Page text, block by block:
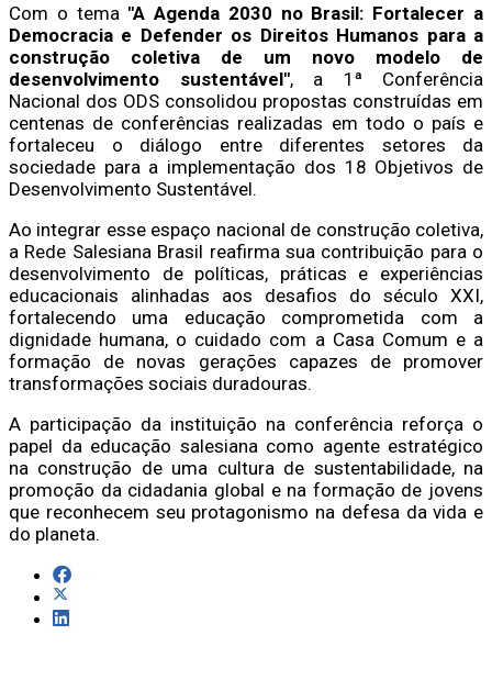
Com o tema "A Agenda 2030 no Brasil: Fortalecer a
Democracia e Defender os Direitos Humanos para a
construção coletiva de um novo modelo de
desenvolvimento sustentável", a 1ª Conferência
Nacional dos ODS consolidou propostas construídas em
centenas de conferências realizadas em todo o país e
fortaleceu o diálogo entre diferentes setores da
sociedade para a implementação dos 18 Objetivos de
Desenvolvimento Sustentável.
Ao integrar esse espaço nacional de construção coletiva,
a Rede Salesiana Brasil reafirma sua contribuição para o
desenvolvimento de políticas, práticas e experiências
educacionais alinhadas aos desafios do século XXI,
fortalecendo uma educação comprometida com a
dignidade humana, o cuidado com a Casa Comum e a
formação de novas gerações capazes de promover
transformações sociais duradouras.
A participação da instituição na conferência reforça o
papel da educação salesiana como agente estratégico
na construção de uma cultura de sustentabilidade, na
promoção da cidadania global e na formação de jovens
que reconhecem seu protagonismo na defesa da vida e
do planeta.